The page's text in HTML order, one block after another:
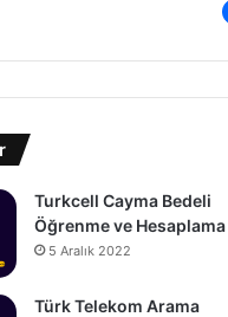
Turkcell Cayma Bedeli
Öğrenme ve Hesaplama
5 Aralık 2022
Türk Telekom Arama